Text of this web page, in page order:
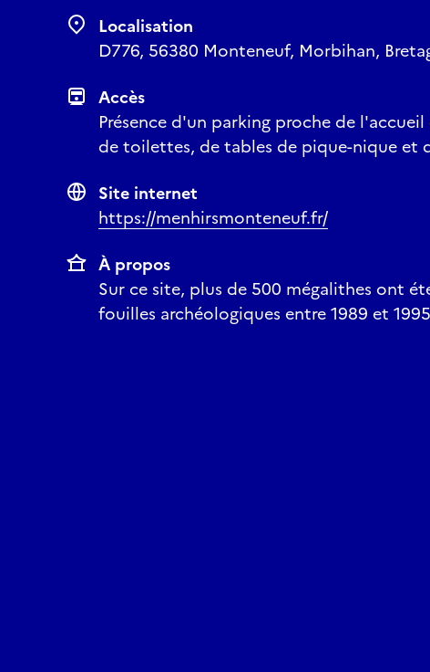
Localisation
D776, 56380 Monteneuf, Morbihan,
Accès
Présence d'un parking proche de
de toilettes, de tables de pique-nique et
Site internet
https://menhirsmonteneuf.fr/
À propos
Sur ce site, plus de 500 mégalithes ont
fouilles archéologiques entre 1989 et